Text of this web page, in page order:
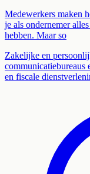
Medewerkers maken
je als ondernemer
hebben. Maar so
Zakelijke en
communicatiebureaus
en fiscale